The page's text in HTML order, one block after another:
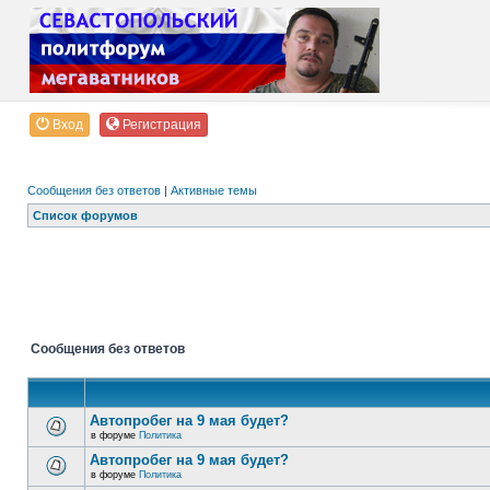
Вход Регистрация
Сообщения без ответов | Активные темы
Список форумов
Сообщения без ответов
Автопробег на 9 мая будет?
в форуме Политика
Автопробег на 9 мая будет?
в форуме Политика